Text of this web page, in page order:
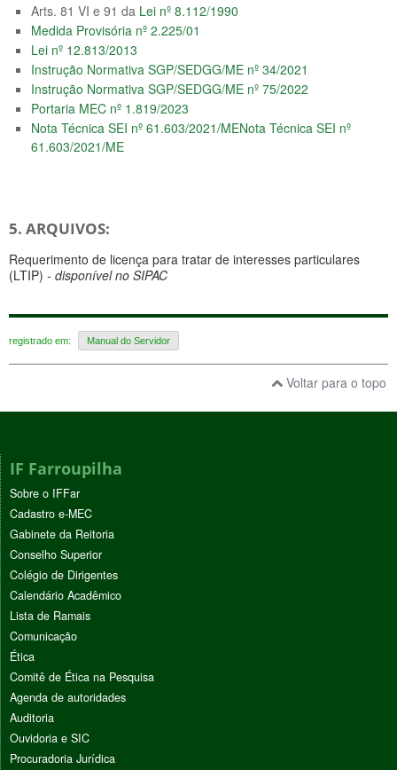
Arts. 81 VI e 91 da Lei nº 8.112/1990
Medida Provisória nº 2.225/01
Lei nº 12.813/2013
Instrução Normativa SGP/SEDGG/ME nº 34/2021
Instrução Normativa SGP/SEDGG/ME nº 75/2022
Portaria MEC nº 1.819/2023
Nota Técnica SEI nº 61.603/2021/MENota Técnica SEI nº
61.603/2021/ME
5. ARQUIVOS:
Requerimento de licença para tratar de interesses particulares
(LTIP) - disponível no SIPAC
registrado em: Manual do Servidor
Voltar para o topo
IF Farroupilha
Sobre o IFFar
Cadastro e-MEC
Gabinete da Reitoria
Conselho Superior
Colégio de Dirigentes
Calendário Acadêmico
Lista de Ramais
Comunicação
Ética
Comitê de Ética na Pesquisa
Agenda de autoridades
Auditoria
Ouvidoria e SIC
Procuradoria Jurídica